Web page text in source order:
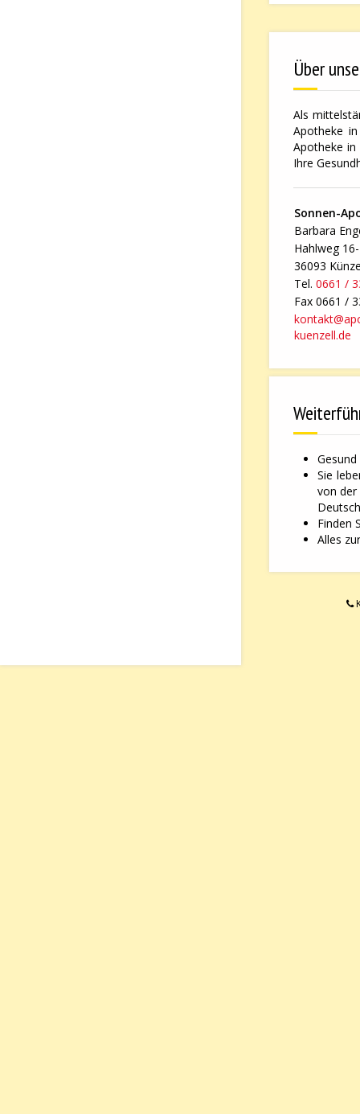
Über
Als
Apotheke
Apotheke in
Ihre
Sonnen-
Barbara
Hahlweg
36093
Tel. 0661 /
Fax 0661 /
kuenzell.de
Sie
von der
Finden
Alles